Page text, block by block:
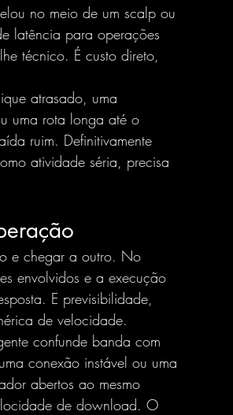
no meio de um scalp ou
latência para operações
técnico. É custo direto,
atrasado, uma
uma rota longa até o
ruim. Definitivamente
atividade séria, precisa
e chegar a outro. No
envolvidos e a execução
E previsibilidade,
de velocidade.
confunde banda com
conexão instável ou uma
abertos ao mesmo
de download. O